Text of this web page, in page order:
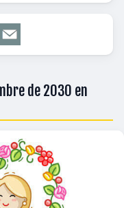
de 2030 en